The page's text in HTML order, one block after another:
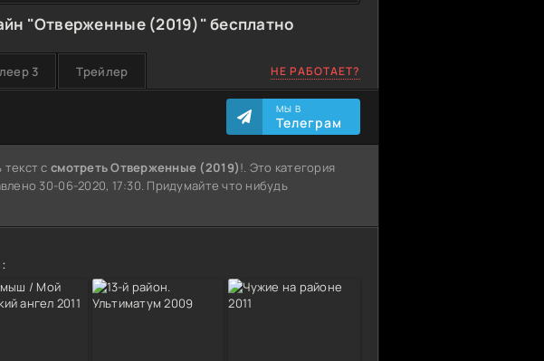
"Отверженные (2019)" бесплатно
3 Трейлер НЕ РАБОТАЕТ?
МЫ В
Телеграм
текст ссмотреть Отверженные (2019)!. Это категория
30-06-2020, 17:30. Придумайте что нибудь